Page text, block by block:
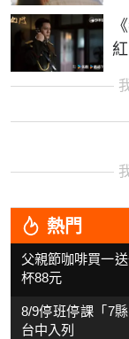
熱門
父親節咖啡買一
杯88元
8/9停班停課「7
台中入列